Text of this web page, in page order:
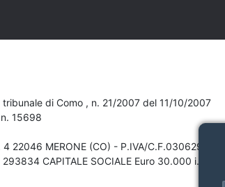
di Como , n. 21/2007 del 11/10/2007
15698
22046 MERONE (CO) - P.IVA/C.F.03062910132
CAPITALE SOCIALE Euro 30.000 i.v.